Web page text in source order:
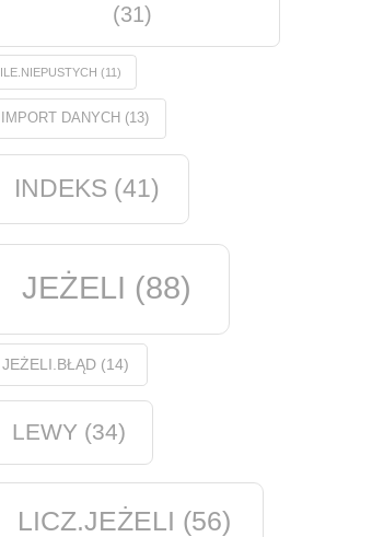
(31)
ILE.NIEPUSTYCH (11)
IMPORT DANYCH (13)
INDEKS (41)
JEŻELI (88)
JEŻELI.BŁĄD (14)
LEWY (34)
LICZ.JEŻELI (56)